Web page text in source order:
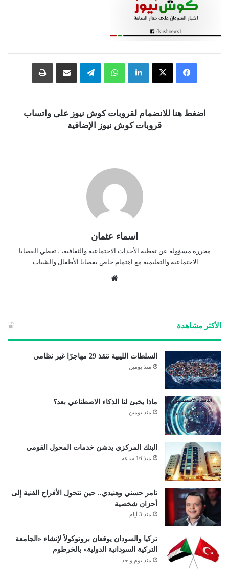
فيسبوك ‫X لينكدإن واتساب تيلقرام
اضغط هنا للانضمام لقروبات كوش نيوز على واتساب
قروبات كوش نيوز الإضافية
اسماء عثمان
محررة مسؤولة عن تغطية الأحداث الاجتماعية والثقافية، ، تغطي القضايا
الاجتماعية والتعليمية مع اهتمام خاص بقضايا الأطفال والشباب.
الأكثر مشاهدة
السلطات الليبية تنقذ 29 مهاجرًا غير نظامي
منذ يومين
ماذا يخبئ لنا الذكاء الاصطناعي بعد؟
منذ يومين
البنك المركزي يدشن خدمات المحول القومي
منذ 16 ساعة
تامر حسني وهنيدي.. حين تتحول الأفراح الفنية إلى
أحزان شخصية
منذ 3 أيام
تركيا والسودان يوقعان بروتوكولاً لإنشاء «الجامعة
التركية السودانية الدولية» بالخرطوم
منذ يوم واحد